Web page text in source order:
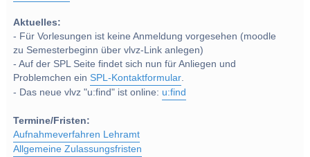
Aktuelles:
- Für Vorlesungen ist keine Anmeldung vorgesehen (moodle
zu Semesterbeginn über vlvz-Link anlegen)
- Auf der SPL Seite findet sich nun für Anliegen und
Problemchen einSPL-Kontaktformular.
- Das neue vlvz "u:find" ist online: u:find
Termine/Fristen:
Aufnahmeverfahren Lehramt
Allgemeine Zulassungsfristen